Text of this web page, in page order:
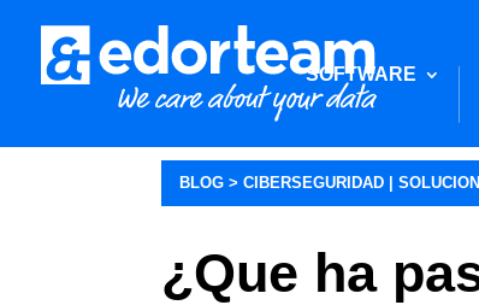
SOFTWARE
BLOG >CIBERSEGURIDAD |
¿Que ha